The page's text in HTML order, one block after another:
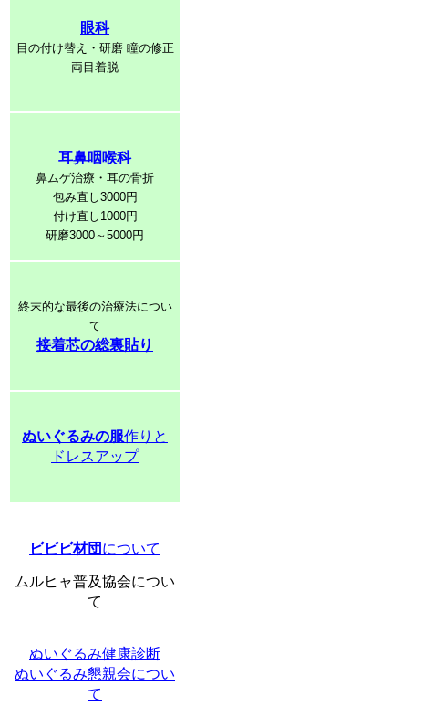
眼科
目の付け替え・研磨 瞳の修正
両目着脱
耳鼻咽喉科
鼻ムゲ治療・耳の骨折
包み直し3000円
付け直し1000円
研磨3000～5000円
終末的な最後の治療法につい
て
接着芯の総裏貼り
ぬいぐるみの服作りと
ドレスアップ
ビビビ材団 について
ムルヒャ普及協会につい
て
ぬいぐるみ健康診断
ぬいぐるみ懇親会につい
て